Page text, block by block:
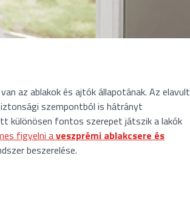
az ablakok és ajtók állapotának. Az elavult
szempontból is hátrányt
különösen fontos szerepet játszik a lakók
figyelni aveszprémi ablakcsere és
beszerelése.